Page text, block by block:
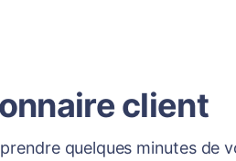
client
quelques minutes de